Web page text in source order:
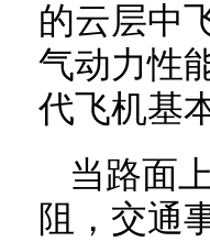
的云层中
气动力性
代飞机基
当路面
阻，交通